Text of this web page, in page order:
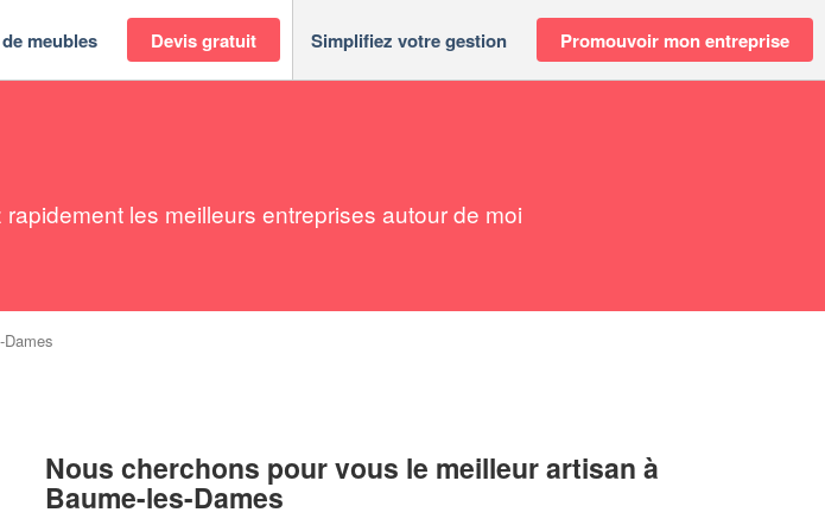
meubles Devis gratuit Simplifiez votre gestion Promouvoir mon entreprise
les meilleurs entreprises autour de moi
Dames
Nous cherchons pour vous le meilleur artisan à
Baume-les-Dames